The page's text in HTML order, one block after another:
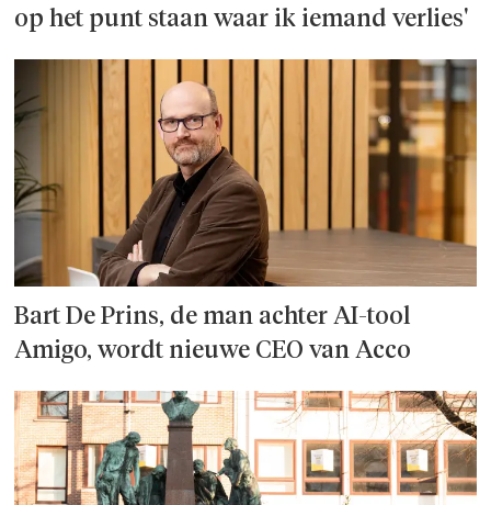
op het punt staan waar ik iemand verlies'
Bart De Prins, de man achter AI-tool
Amigo, wordt nieuwe CEO van Acco